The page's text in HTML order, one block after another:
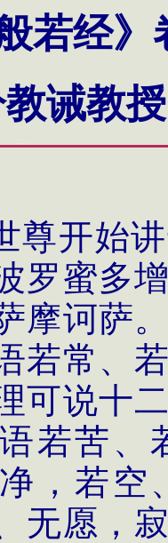
若经》
诫教
尊开始讲
罗蜜多
摩诃萨
若常、
可说十
若苦、
，若空
无愿，